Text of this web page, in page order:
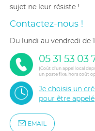
sujet ne leur résiste !
Contactez-nous !
du lundi au vendredi de
05 31 53 03
(Coût d'un appel local
un poste fixe, hors coût
Je choisis un
pour être appelé
EMAIL